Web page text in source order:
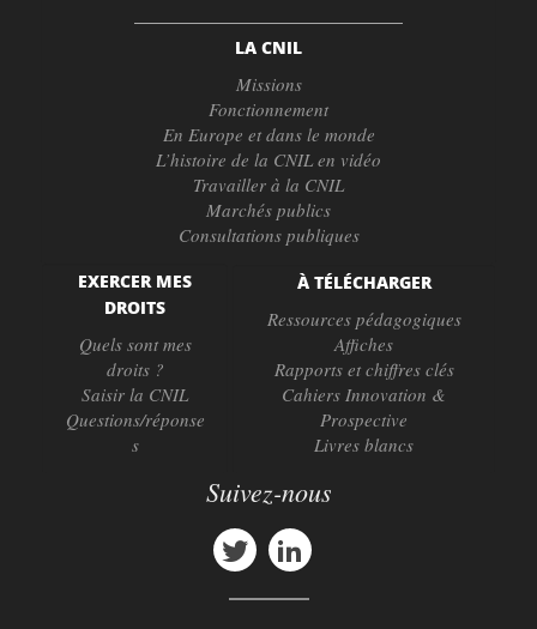
LA CNIL
Missions
Fonctionnement
En Europe et dans le monde
L’histoire de la CNIL en vidéo
Travailler à la CNIL
Marchés publics
Consultations publiques
EXERCER MES
DROITS
Quels sont mes
droits ?
Saisir la CNIL
Questions/réponse
s
À TÉLÉCHARGER
Ressources pédagogiques
Affiches
Rapports et chiffres clés
Cahiers Innovation &
Prospective
Livres blancs
Suivez-nous